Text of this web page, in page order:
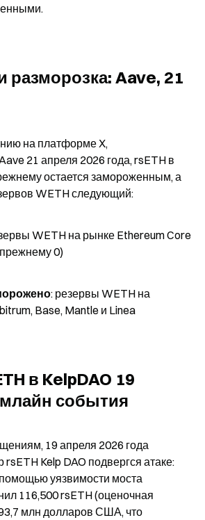
разморозка: Aave, 21
на платформе X,
21 апреля 2026 года, rsETH в
остается замороженным, а
WETH следующий:
WETH на рынке Ethereum Core
0)
: резервы WETH на
Base, Mantle и Linea
в KelpDAO 19
события
19 апреля 2026 года
rsETH Kelp DAO подвергся атаке:
уязвимости моста
116,500 rsETH (оценочная
млн долларов США, что